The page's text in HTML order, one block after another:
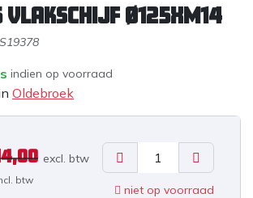
Vlakschijf Ø125xM14
indien op voorraad
Oldebroek
excl. btw
btw
niet op voorraad